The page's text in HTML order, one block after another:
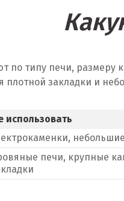
по типу печи, размеру
плотной закладки и
использовать
печи, крупные